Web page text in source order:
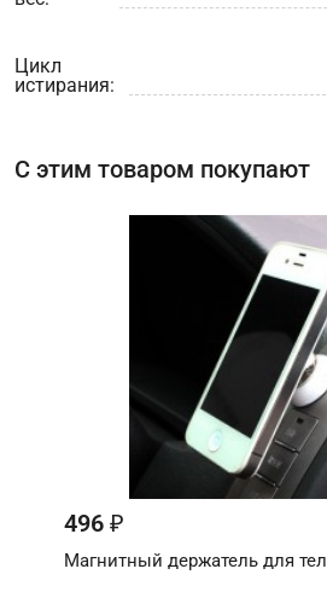
Цикл
истирания:
С этим товаром покупают
496 ₽
Магнитный держатель для